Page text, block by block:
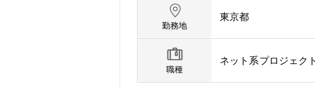
を目的とした増員を行います。現在は
ています。■業務内容・プロジェクト
duleApps」機能と顧客要望カスタマイ
システム連携の設計と仕様調整など、
エンジニアと積極的にコミュニケーシ
ップデート案件、他社からのリプレ
勤務地
東京都
職種
ネット系プロジェク